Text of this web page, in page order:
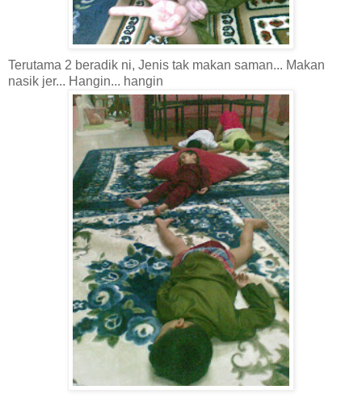
Terutama 2 beradik ni, Jenis tak makan saman... Makan
nasik jer... Hangin... hangin